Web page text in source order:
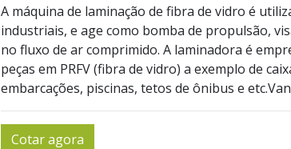
A máquina de laminação de fibra de vidro é
industriais, e age como bomba de propulsão,
no fluxo de ar comprimido. A laminadora é
peças em PRFV (fibra de vidro) a exemplo de
embarcações, piscinas, tetos de ônibus e
Cotar agora